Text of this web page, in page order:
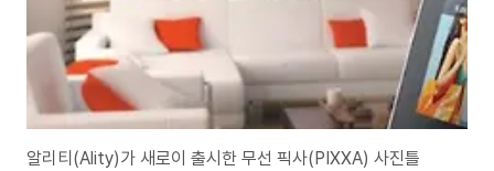
알리티(Ality)가 새로이 출시한 무선 픽사(PIXXA) 사진틀